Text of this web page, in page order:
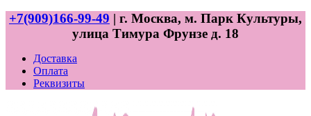
+7(909)166-99-49 | г. Москва, м. Парк Культуры,
улица Тимура Фрунзе д. 18
Доставка
Оплата
Реквизиты